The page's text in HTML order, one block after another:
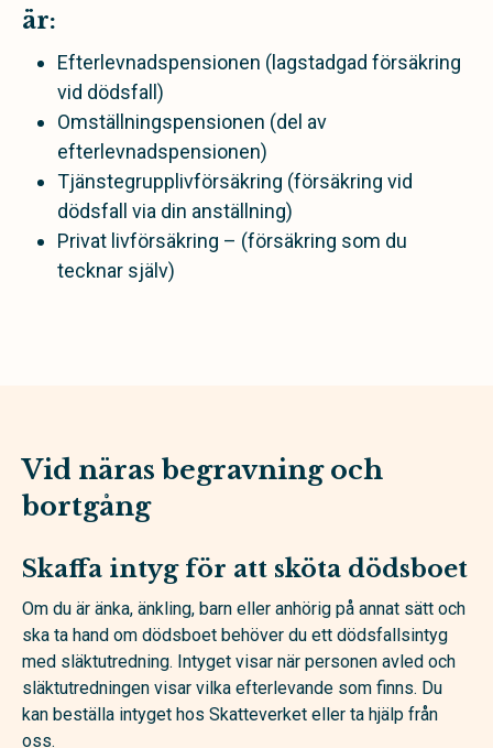
är:
Efterlevnadspensionen (lagstadgad försäkring
vid dödsfall)
Omställningspensionen (del av
efterlevnadspensionen)
Tjänstegrupplivförsäkring (försäkring vid
dödsfall via din anställning)
Privat livförsäkring – (försäkring som du
tecknar själv)
Vid näras begravning och
bortgång
Skaffa intyg för att sköta dödsboet
Om du är änka, änkling, barn eller anhörig på annat sätt och
ska ta hand om dödsboet behöver du ett dödsfallsintyg
med släktutredning. Intyget visar när personen avled och
släktutredningen visar vilka efterlevande som finns. Du
kan beställa intyget hos Skatteverket eller ta hjälp från
oss.